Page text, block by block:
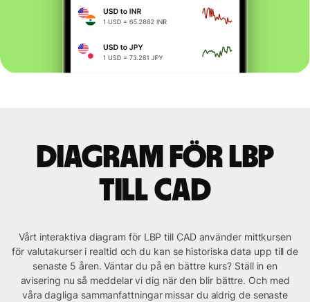
Diagram för LBP
till CAD
Vårt interaktiva diagram för LBP till CAD använder mittkursen
för valutakurser i realtid och du kan se historiska data upp till de
senaste 5 åren. Väntar du på en bättre kurs? Ställ in en
avisering nu så meddelar vi dig när den blir bättre. Och med
våra dagliga sammanfattningar missar du aldrig de senaste